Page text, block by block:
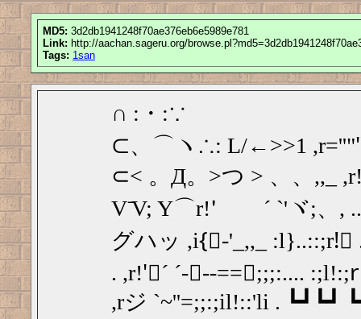
MD5: 3d2db1941248f70ae376eb6e5989e781
Link: http://aachan.sageru.org/
Tags: 1san
∩ :・:∵
⊂、⌒ヽ∴: L/←>>1
⊂< 。Д。>つ > 、、,,_
V ̄V; Y⌒r!'゙゙´ `'ヾ;、,
グハッ ,i{゙‐'_,,_ :l}..::;r!゙
. ,r!'゙´ ´-ー‐‐==、;;;:....
,rジ `~''=;;:;il!::'li . ┗┛┗┛